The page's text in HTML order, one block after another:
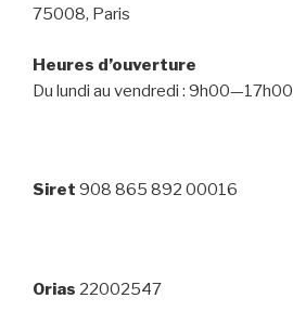
75008, Paris
Heures d’ouverture
Du lundi au vendredi : 9h00—17h00
Siret 908 865 892 00016
Orias 22002547